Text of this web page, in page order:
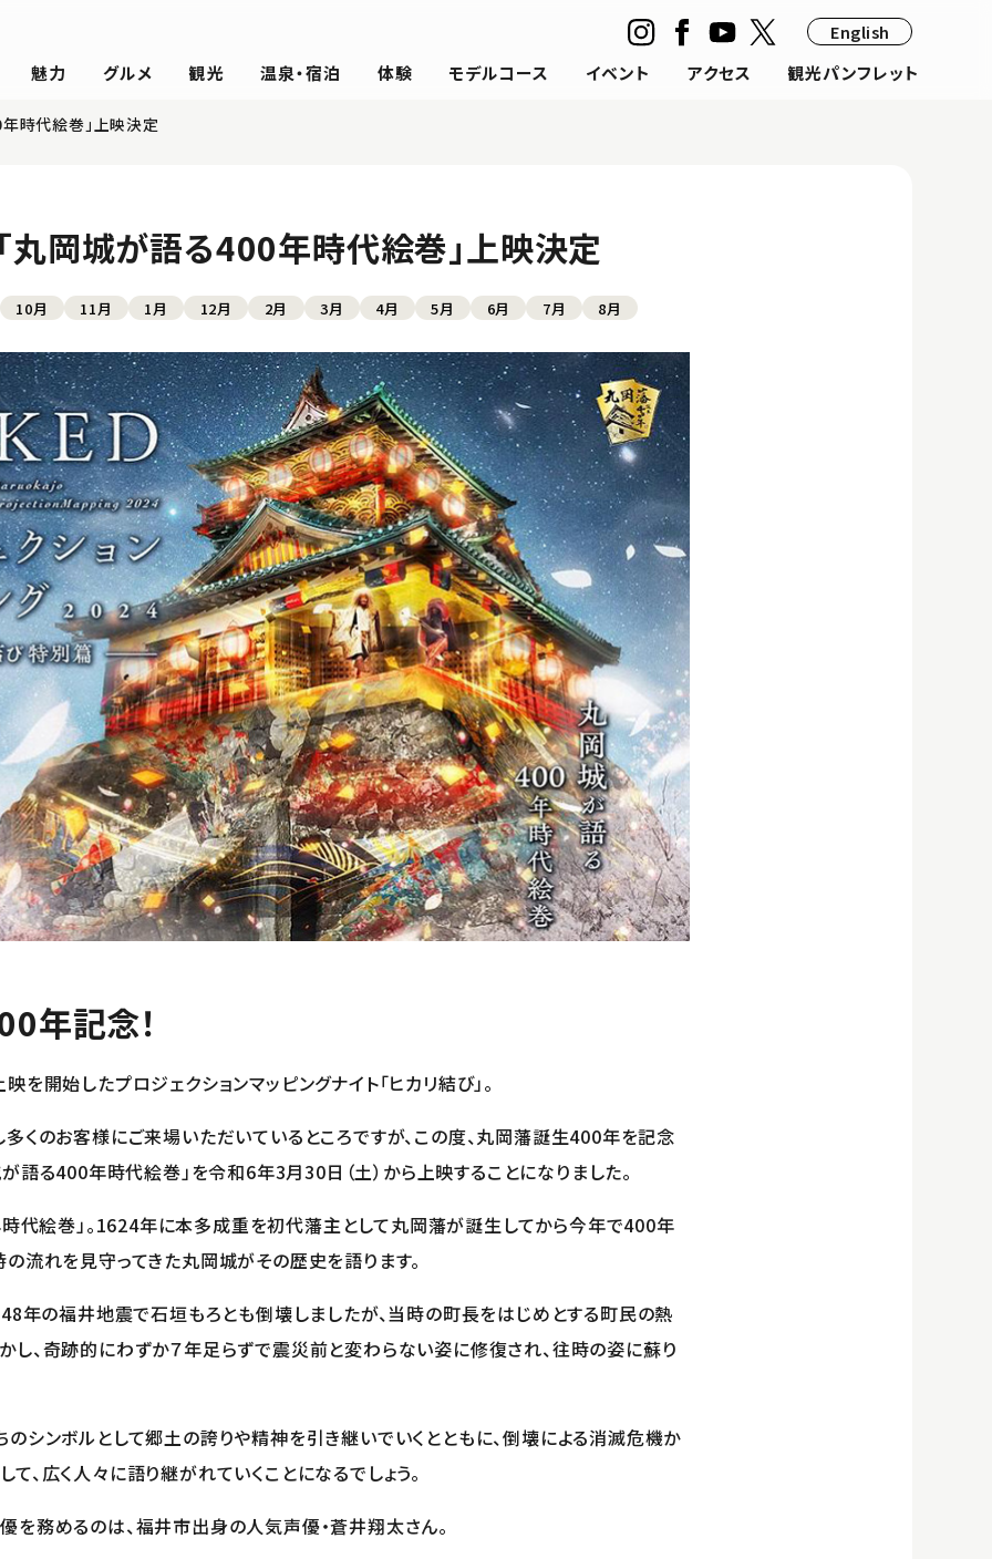
魅力 グルメ 観光 温泉・宿泊 体験 モデルコース イベント アクセス 観光パンフレット
English
時代絵巻」上映決定
丸岡城が語る400年時代絵巻」上映決定
10月 11月 1月 12月 2月 3月 4月 5月 6月 7月 8月
年記念！
を開始したプロジェクションマッピングナイト「ヒカリ結び」。
多くのお客様にご来場いただいているところですが、この度、丸岡藩誕生400年を記念
語る400年時代絵巻」を令和6年3月30日（土）から上映することになりました。
時代絵巻」。1624年に本多成重を初代藩主として丸岡藩が誕生してから今年で400年
の流れを見守ってきた丸岡城がその歴史を語ります。
年の福井地震で石垣もろとも倒壊しましたが、当時の町長をはじめとする町民の熱
し、奇跡的にわずか７年足らずで震災前と変わらない姿に修復され、往時の姿に蘇り
のシンボルとして郷土の誇りや精神を引き継いでいくとともに、倒壊による消滅危機か
、広く人々に語り継がれていくことになるでしょう。
を務めるのは、福井市出身の人気声優・蒼井翔太さん。